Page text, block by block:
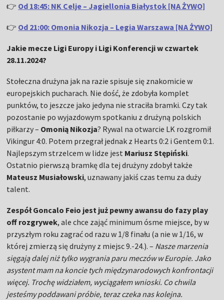
👉 Od 18:45: NK Celje – Jagiellonia Białystok [NA ŻYWO]
👉 Od 21:00: Omonia Nikozja – Legia Warszawa [NA ŻYWO]
Jakie mecze Ligi Europy i Ligi Konferencji w czwartek
28.11.2024?
Stołeczna drużyna jak na razie spisuje się znakomicie w
europejskich pucharach. Nie dość, że zdobyła komplet
punktów, to jeszcze jako jedyna nie straciła bramki. Czy tak
pozostanie po wyjazdowym spotkaniu z drużyną polskich
piłkarzy – Omonią Nikozja? Rywal na otwarcie LK rozgromił
Vikingur 4:0. Potem przegrał jednak z Hearts 0:2 i Gentem 0:1.
Najlepszym strzelcem w lidze jest Mariusz Stępiński.
Ostatnio pierwszą bramkę dla tej drużyny zdobył także
Mateusz Musiałowski, uznawany jakiś czas temu za duży
talent.
Zespół Goncalo Feio jest już pewny awansu do fazy play
off rozgrywek, ale chce zająć minimum ósme miejsce, by w
przyszłym roku zagrać od razu w 1/8 finału (a nie w 1/16, w
której zmierzą się drużyny z miejsc 9.-24.). – Nasze marzenia
sięgają dalej niż tylko wygrania paru meczów w Europie. Jako
asystent mam na koncie tych międzynarodowych konfrontacji
więcej. Trochę widziałem, wyciągałem wnioski. Co chwila
jesteśmy poddawani próbie, teraz czeka nas kolejna.